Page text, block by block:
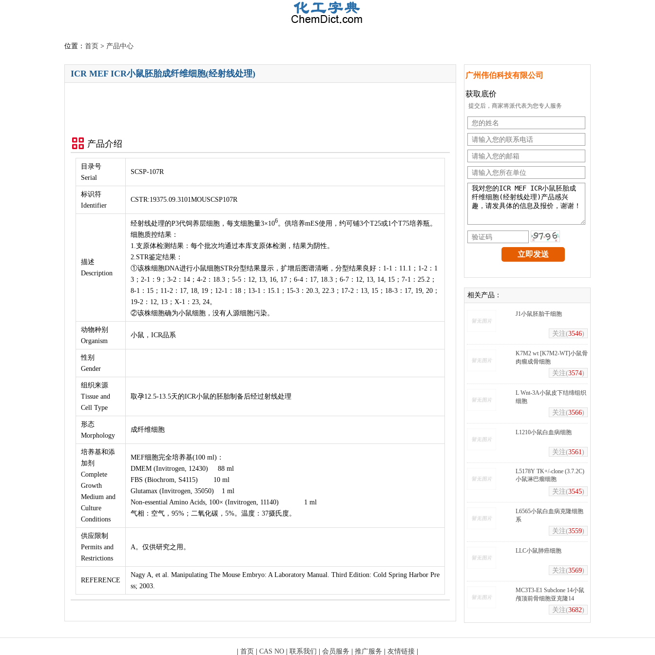
位置： 首页 > 产品中心
ICR MEF ICR小鼠胚胎成纤维细胞(经射线处理)
产品介绍
目录号
Serial
SCSP-107R
标识符
Identifier
CSTR:19375.09.3101MOUSCSP107R
描述
Description
经射线处理的P3代饲养层细胞，每支细胞量3×106。供培养mES使用，约可铺3个T25或1个T75培养瓶。
细胞质控结果：
1.支原体检测结果：每个批次均通过本库支原体检测，结果为阴性。
2.STR鉴定结果：
①该株细胞DNA进行小鼠细胞STR分型结果显示，扩增后图谱清晰，分型结果良好：1-1：11.1；1-2：1
3；2-1：9；3-2：14；4-2：18.3；5-5：12, 13, 16, 17；6-4：17, 18.3；6-7：12, 13, 14, 15；7-1：25.2；
8-1：15；11-2：17, 18, 19；12-1：18；13-1：15.1；15-3：20.3, 22.3；17-2：13, 15；18-3：17, 19, 20；
19-2：12, 13；X-1：23, 24。
②该株细胞确为小鼠细胞，没有人源细胞污染。
动物种别
Organism
小鼠，ICR品系
性别
Gender
组织来源
Tissue and
Cell Type
取孕12.5-13.5天的ICR小鼠的胚胎制备后经过射线处理
形态
Morphology
成纤维细胞
培养基和添
加剂
Complete
Growth
Medium and
Culture
Conditions
MEF细胞完全培养基(100 ml)：
DMEM (Invitrogen, 12430) 88 ml
FBS (Biochrom, S4115) 10 ml
Glutamax (Invitrogen, 35050) 1 ml
Non-essential Amino Acids, 100× (Invitrogen, 11140) 1 ml
气相：空气，95%；二氧化碳，5%。温度：37摄氏度。
供应限制
Permits and
Restrictions
A。仅供研究之用。
REFERENCE
Nagy A, et al. Manipulating The Mouse Embryo: A Laboratory Manual. Third Edition: Cold Spring Harbor Pre
ss; 2003.
广州伟伯科技有限公司
获取底价
提交后，商家将派代表为您专人服务
相关产品：
J1小鼠胚胎干细胞
关注(3546)
K7M2 wt [K7M2-WT]小鼠骨
肉瘤成骨细胞
关注(3574)
L Wnt-3A小鼠皮下结缔组织
细胞
关注(3566)
L1210小鼠白血病细胞
关注(3561)
L5178Y TK+/-clone (3.7.2C)
小鼠淋巴瘤细胞
关注(3545)
L6565小鼠白血病克隆细胞
系
关注(3559)
LLC小鼠肺癌细胞
关注(3569)
MC3T3-E1 Subclone 14小鼠
颅顶前骨细胞亚克隆14
关注(3682)
首页 CAS NO 联系我们 会员服务 推广服务 友情链接